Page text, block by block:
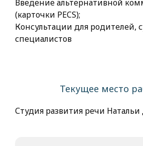
Введение альтернативной
(карточки PECS);
Консультации для родителей,
специалистов
Текущее место
Студия развития речи